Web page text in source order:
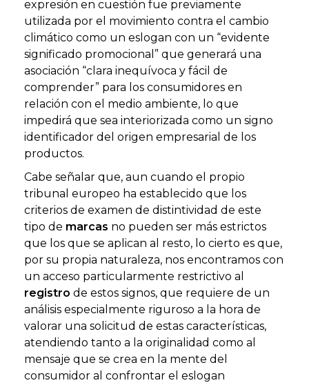
expresión en cuestión fue previamente
utilizada por el movimiento contra el cambio
climático como un eslogan con un “evidente
significado promocional” que generará una
asociación “clara inequívoca y fácil de
comprender” para los consumidores en
relación con el medio ambiente, lo que
impedirá que sea interiorizada como un signo
identificador del origen empresarial de los
productos.
Cabe señalar que, aun cuando el propio
tribunal europeo ha establecido que los
criterios de examen de distintividad de este
tipo de marcas no pueden ser más estrictos
que los que se aplican al resto, lo cierto es que,
por su propia naturaleza, nos encontramos con
un acceso particularmente restrictivo al
registro de estos signos, que requiere de un
análisis especialmente riguroso a la hora de
valorar una solicitud de estas características,
atendiendo tanto a la originalidad como al
mensaje que se crea en la mente del
consumidor al confrontar el eslogan